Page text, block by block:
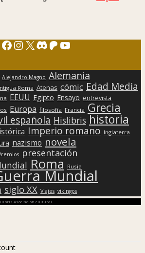
Facebook
Instagram
X Discord
Patreon
YouTube
Alejandro Magno Alemania
Roma Atenas cómic Edad Media
EEUU Egipto Ensayo entrevista
Europa filosofía Francia Grecia
española Hislibris historia
Imperio romano Inglaterra
nazismo novela
presentación
Roma Rusia
Mundial
siglo XX Viajes vikingos
Asociación cultural